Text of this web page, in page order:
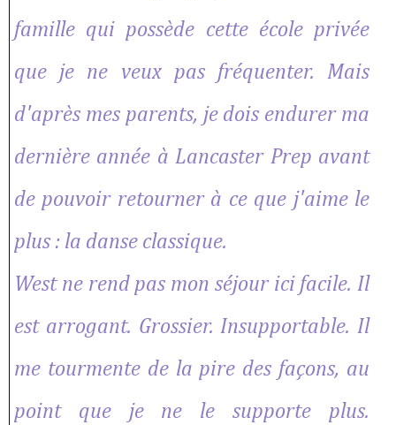
famille qui possède cette école privée
que je ne veux pas fréquenter. Mais
d'après mes parents, je dois endurer ma
dernière année à Lancaster Prep avant
de pouvoir retourner à ce que j'aime le
plus : la danse classique.
West ne rend pas mon séjour ici facile. Il
est arrogant. Grossier. Insupportable. Il
me tourmente de la pire des façons, au
point que je ne le supporte plus.